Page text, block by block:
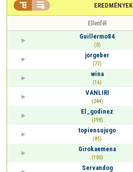
EREDMÉNYEK
 
Ellenfél
Guillermo84
(0)
jorgeber
(77)
wina
(16)
VANLIRI
(244)
El_godinez
(198)
topiensujugo
(85)
Girokaemena
(100)
Servandog